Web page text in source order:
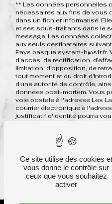
** Les données personnelles
nécessaires aux fins de vous
dans un fichier informatisé.
et ses sous-traitants dans le
message. Les données
aux seuls destinataires
Pays basque system-
d’accès, de rectification,
limitation, d’opposition, de
tout moment et du droit
d’une autorité de contrôle,
données post-mortem. Vous
voie postale à l'adresse Les
courrier électronique à
justificatif d'identité pourra
conservons vos données
contact puis pendant la
probatoires et de gestion des
de vous inscrire sur la liste
téléphonique, disponible à
Consultez le site cnil.fr pour
droits.
Ce site utilise des cookies et
vous donne le contrôle sur
ceux que vous souhaitez
activer